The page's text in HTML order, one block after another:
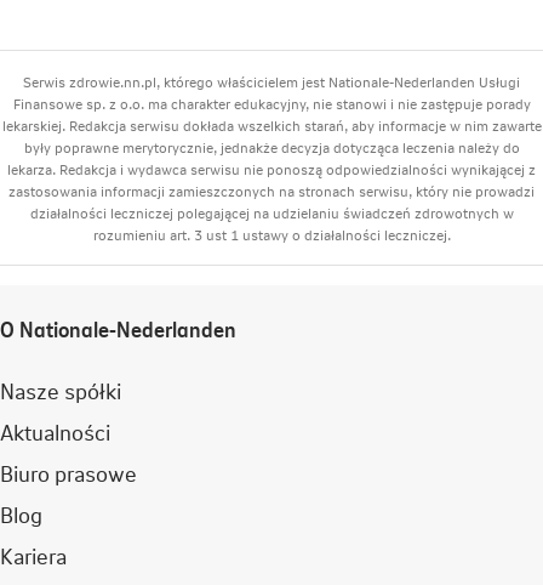
Serwis zdrowie.nn.pl, którego właścicielem jest Nationale-Nederlanden Usługi
Finansowe sp. z o.o. ma charakter edukacyjny, nie stanowi i nie zastępuje porady
lekarskiej. Redakcja serwisu dokłada wszelkich starań, aby informacje w nim zawarte
były poprawne merytorycznie, jednakże decyzja dotycząca leczenia należy do
lekarza. Redakcja i wydawca serwisu nie ponoszą odpowiedzialności wynikającej z
zastosowania informacji zamieszczonych na stronach serwisu, który nie prowadzi
działalności leczniczej polegającej na udzielaniu świadczeń zdrowotnych w
rozumieniu art. 3 ust 1 ustawy o działalności leczniczej.
O Nationale-Nederlanden
Nasze spółki
Aktualności
Biuro prasowe
Blog
Kariera